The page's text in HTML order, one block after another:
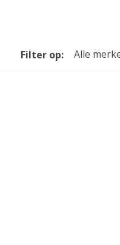
Filter op: Alle